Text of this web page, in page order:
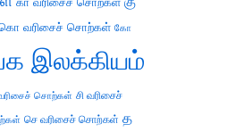
வரிசைச் சொற்கள் கோ
இலக்கியம்
சொற்கள் சி வரிசைச்
செ வரிசைச் சொற்கள் த